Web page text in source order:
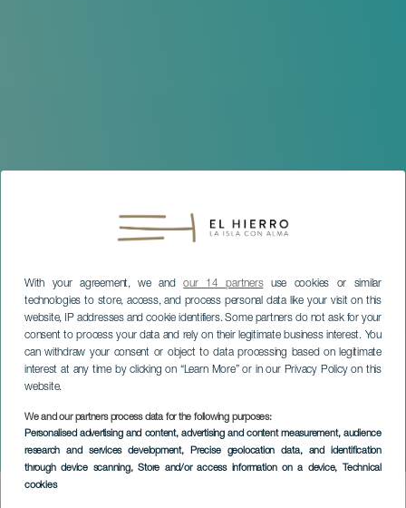
With your agreement, we andour 14 partnersuse cookies or similar
technologies to store, access, and process personal data like your visit on this
website, IP addresses and cookie identifiers. Some partners do not ask for your
consent to process your data and rely on their legitimate business interest. You
can withdraw your consent or object to data processing based on legitimate
interest at any time by clicking on “Learn More” or in our Privacy Policy on this
website.
We and our partners process data for the following purposes:
Personalised advertising and content, advertising and content measurement, audience
research and services development, Precise geolocation data, and identification
through device scanning, Store and/or access information on a device, Technical
cookies
Yo viviré. Tributo a Celia
Cruz